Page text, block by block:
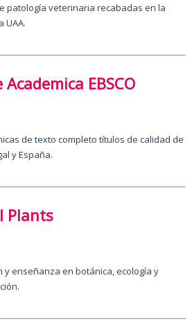
patología veterinaria recabadas en la
UAA.
Academica EBSCO
de texto completo títulos de calidad de
y España.
Plants
y enseñanza en botánica, ecología y